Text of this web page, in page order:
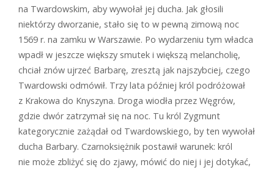
na Twardowskim, aby wywołał jej ducha. Jak głosili
niektórzy dworzanie, stało się to w pewną zimową noc
1569 r. na zamku w Warszawie. Po wydarzeniu tym władca
wpadł w jeszcze większy smutek i większą melancholię,
chciał znów ujrzeć Barbarę, zresztą jak najszybciej, czego
Twardowski odmówił. Trzy lata później król podróżował
z Krakowa do Knyszyna. Droga wiodła przez Węgrów,
gdzie dwór zatrzymał się na noc. Tu król Zygmunt
kategorycznie zażądał od Twardowskiego, by ten wywołał
ducha Barbary. Czarnoksiężnik postawił warunek: król
nie może zbliżyć się do zjawy, mówić do niej i jej dotykać,